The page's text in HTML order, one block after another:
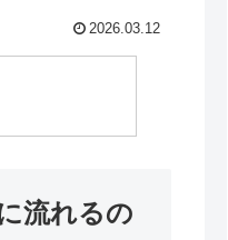
2026.03.12
流れるの